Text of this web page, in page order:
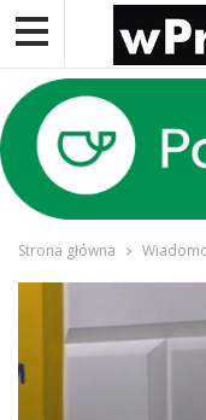
Strona główna